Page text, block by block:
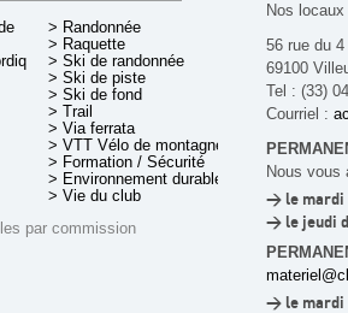
> Randonnée
> Raquette
> Ski de randonnée
> Ski de piste
> Ski de fond
> Trail
> Via ferrata
> VTT Vélo de montagne
> Formation / Sécurité
> Environnement durable
> Vie du club
par commission
Nos
56 rue du
69100
Tel : (33)
Courriel :
Nous vous
> le mardi
> le jeudi
> le mardi